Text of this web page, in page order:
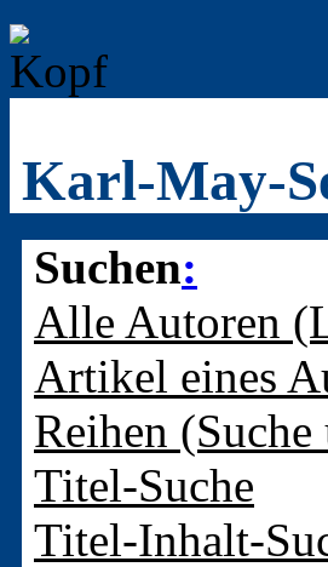
Karl-May-
Suchen:
Alle Autoren
Artikel eines
Reihen
Titel-Suche
Titel-Inhalt-